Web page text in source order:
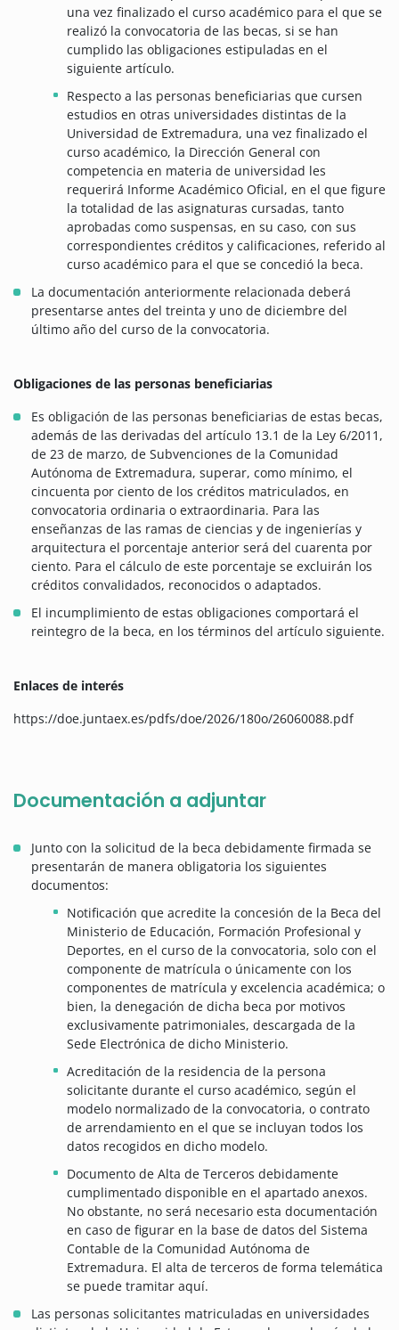
una vez finalizado el curso académico para el que se
realizó la convocatoria de las becas, si se han
cumplido las obligaciones estipuladas en el
siguiente artículo.
Respecto a las personas beneficiarias que cursen
estudios en otras universidades distintas de la
Universidad de Extremadura, una vez finalizado el
curso académico, la Dirección General con
competencia en materia de universidad les
requerirá Informe Académico Oficial, en el que figure
la totalidad de las asignaturas cursadas, tanto
aprobadas como suspensas, en su caso, con sus
correspondientes créditos y calificaciones, referido al
curso académico para el que se concedió la beca.
La documentación anteriormente relacionada deberá
presentarse antes del treinta y uno de diciembre del
último año del curso de la convocatoria.
Obligaciones de las personas beneficiarias
Es obligación de las personas beneficiarias de estas becas,
además de las derivadas del artículo 13.1 de la Ley 6/2011,
de 23 de marzo, de Subvenciones de la Comunidad
Autónoma de Extremadura, superar, como mínimo, el
cincuenta por ciento de los créditos matriculados, en
convocatoria ordinaria o extraordinaria. Para las
enseñanzas de las ramas de ciencias y de ingenierías y
arquitectura el porcentaje anterior será del cuarenta por
ciento. Para el cálculo de este porcentaje se excluirán los
créditos convalidados, reconocidos o adaptados.
El incumplimiento de estas obligaciones comportará el
reintegro de la beca, en los términos del artículo siguiente.
Enlaces de interés
https://doe.juntaex.es/pdfs/doe/2026/180o/26060088.pdf
Documentación a adjuntar
Junto con la solicitud de la beca debidamente firmada se
presentarán de manera obligatoria los siguientes
documentos:
Notificación que acredite la concesión de la Beca del
Ministerio de Educación, Formación Profesional y
Deportes, en el curso de la convocatoria, solo con el
componente de matrícula o únicamente con los
componentes de matrícula y excelencia académica; o
bien, la denegación de dicha beca por motivos
exclusivamente patrimoniales, descargada de la
Sede Electrónica de dicho Ministerio.
Acreditación de la residencia de la persona
solicitante durante el curso académico, según el
modelo normalizado de la convocatoria, o contrato
de arrendamiento en el que se incluyan todos los
datos recogidos en dicho modelo.
Documento de Alta de Terceros debidamente
cumplimentado disponible en el apartado anexos.
No obstante, no será necesario esta documentación
en caso de figurar en la base de datos del Sistema
Contable de la Comunidad Autónoma de
Extremadura. El alta de terceros de forma telemática
se puede tramitar aquí.
Las personas solicitantes matriculadas en universidades